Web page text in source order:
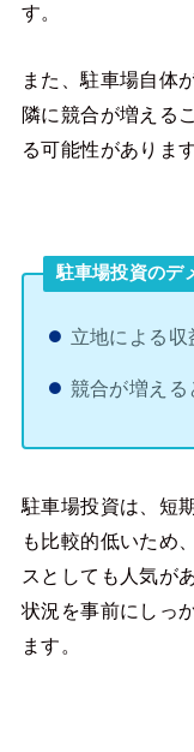
す。
また、駐車場自体
隣に競合が増える
る可能性があります
駐車場投資のデ
立地による
競合が増える
駐車場投資は、短
も比較的低いため
スとしても人気が
状況を事前にしっ
ます。